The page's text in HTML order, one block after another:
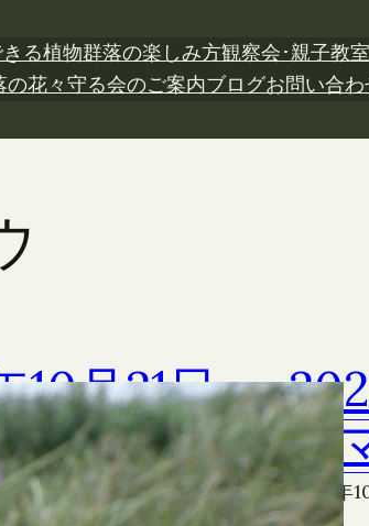
る植物群落の楽しみ方観察会･親子教室
の花々守る会のご案内ブログお問い合
10月21日
ッキョウ
02 その他の植物
ヤ
2022年